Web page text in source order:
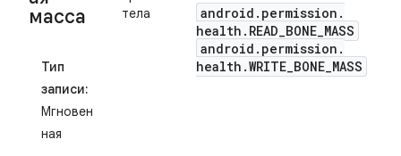
масса
Тип
записи:
Мгновен
ная
тела
android . permission .
health . READ_BONE_MASS
android . permission .
health .WRITE_BONE_MASS